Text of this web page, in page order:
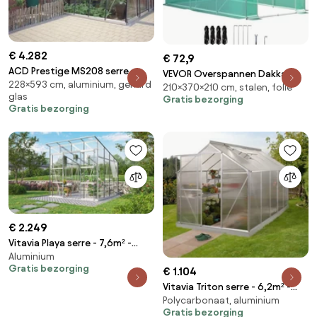
€ 4.282
ACD Prestige MS208 serre -
2,28m x 5,93m - Aluminium
228×593 cm, aluminium, gehard
glas
Gratis bezorging
€ 72,9
VEVOR Overspannen Dakkas,
3,7x2,1x2,1m Foliekas,
Gegalvaniseerd Stalen Frame
Waterdicht UV-bestendig
Tomatenkas, Inlooptunnelkas
voor het Kweken van
Groentenbloemen, Groen
210×370×210 cm, stalen, folie
Gratis bezorging
€ 2.249
Vitavia Playa serre - 7,6m² -
Aluminium
Aluminium
Gratis bezorging
€ 1.104
Vitavia Triton serre - 6,2m² -
met 4 mm polycarbonaat -
Polycarbonaat, aluminium
Gratis bezorging